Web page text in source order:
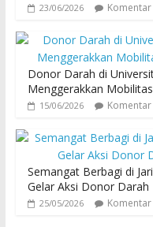
23/06/2026
Donor Darah di
Menggerakkan
15/06/2026
Semangat Berbagi di
Gelar Aksi Donor
25/05/2026